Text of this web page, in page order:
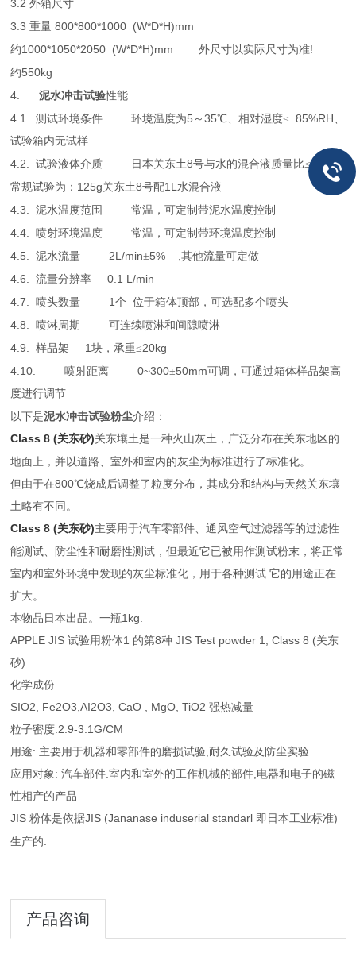
3.2外箱尺寸
3.3重量 800*800*1000 (W*D*H)mm
约1000*1050*2050 (W*D*H)mm 外尺寸以实际尺寸为准!
约550kg
4.
泥水冲击试验性能
4.1. 测试环境条件 环境温度为5 ～35℃、相对湿度≤ 85%RH、
试验箱内无试样
4.2. 试验液体介质 日本关东土8号与水的混合液质量比≤15%
常规试验为： 125g关东土8号配1L 水混合液
4.3. 泥水温度范围 常温，可定制带泥水温度控制
4.4. 喷射环境温度 常温，可定制带环境温度控制
4.5. 泥水流量 2L/min±5% ,其他流量可定做
4.6. 流量分辨率
0.1 L/min
4.7.
喷头数量 1个 位于箱体顶部，可选配多个喷头
4.8. 喷淋周期 可连续喷淋和间隙喷淋
4.9. 样品架 1块，承重≤20kg
4.10.
喷射距离 0~300±50mm可调，可通过箱体样品架高
度进行调节
以下是泥水冲击试验粉尘介绍：
Class 8 (关东砂)关东壤土是一种火山灰土，广泛分布在关东地区的
地面上，并以道路、室外和室内的灰尘为标准进行了标准化。
但由于在800℃烧成后调整了粒度分布，其成分和结构与天然关东壤
土略有不同。
Class 8 (关东砂)主要用于汽车零部件、通风空气过滤器等的过滤性
能测试、防尘性和耐磨性测试，但最近它已被用作测试粉末，将正常
室内和室外环境中发现的灰尘标准化，用于各种测试 .它的用途正在
扩大。
本物品日本出品。一瓶1kg.
APPLE JIS试验用粉体1 的第8种 JIS Test powder 1, Class 8 (关东
砂)
化学成份
SIO2, Fe2O3,AI2O3, CaO , MgO, TiO2强热减量
粒子密度:2.9-3.1G/CM
用途: 主要用于机器和零部件的磨损试验 耐久试验及防尘实验
应用对象:汽车部件 .室内和室外的工作机械的部件 电器和电子的磁
性相产的产品
JIS粉体是依据JIS (Jananase induserial standarl 即日本工业标准)
生产的
产品咨询